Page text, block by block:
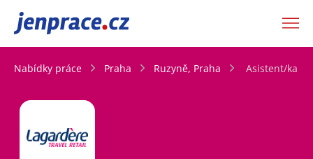
JenPráce.cz
Nabídky práce Praha Ruzyně, Praha Asistent/ka